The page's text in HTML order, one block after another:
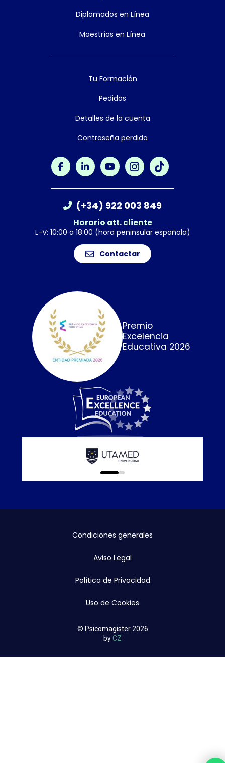
Diplomados en Línea
Maestrías en Línea
Tu Formación
Pedidos
Detalles de la cuenta
Contraseña perdida
(+34) 922 003 849
Horario att. cliente
L-V: 10:00 a 18:00 (hora peninsular española)
Contactar
Premio
Excelencia
Educativa 2026
0
1
Condiciones generales
Aviso Legal
Política de Privacidad
Uso de Cookies
© Psicomagister 2026
byCZ